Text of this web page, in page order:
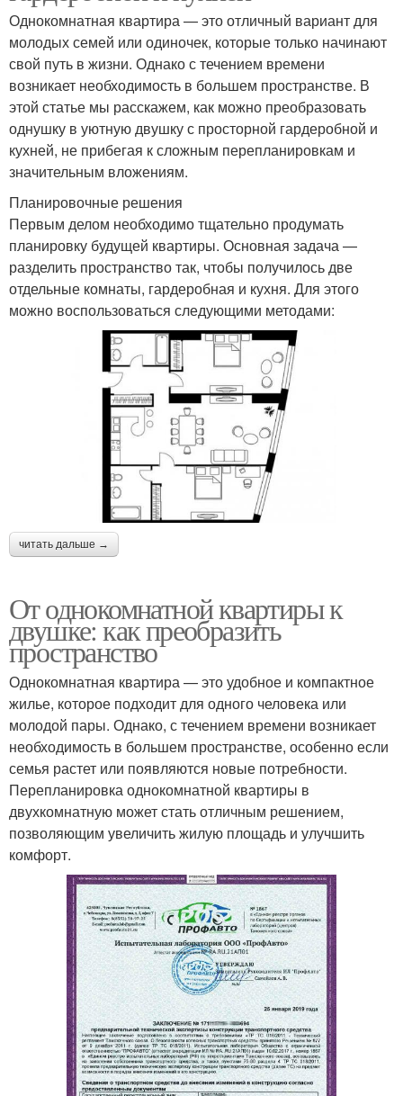
Однокомнатная квартира — это отличный вариант для
молодых семей или одиночек, которые только начинают
свой путь в жизни. Однако с течением времени
возникает необходимость в большем пространстве. В
этой статье мы расскажем, как можно преобразовать
однушку в уютную двушку с просторной гардеробной и
кухней, не прибегая к сложным перепланировкам и
значительным вложениям.
Планировочные решения
Первым делом необходимо тщательно продумать
планировку будущей квартиры. Основная задача —
разделить пространство так, чтобы получилось две
отдельные комнаты, гардеробная и кухня. Для этого
можно воспользоваться следующими методами:
читать дальше →
От однокомнатной квартиры к
двушке: как преобразить
пространство
Однокомнатная квартира — это удобное и компактное
жилье, которое подходит для одного человека или
молодой пары. Однако, с течением времени возникает
необходимость в большем пространстве, особенно если
семья растет или появляются новые потребности.
Перепланировка однокомнатной квартиры в
двухкомнатную может стать отличным решением,
позволяющим увеличить жилую площадь и улучшить
комфорт.